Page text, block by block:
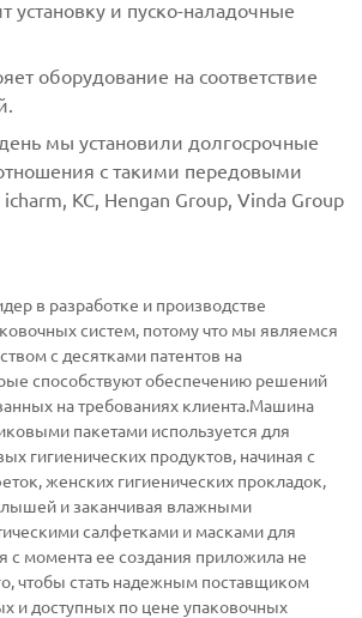
установку и пуско-наладочные
оборудование на соответствие
мы установили долгосрочные
с такими передовыми
KC, Hengan Group, Vinda Group
в разработке и производстве
систем, потому что мы являемся
с десятками патентов на
способствуют обеспечению решений
на требованиях клиента.Машина
пакетами используется для
гигиенических продуктов, начиная с
женских гигиенических прокладок,
и заканчивая влажными
салфетками и масками для
с момента ее создания приложила не
чтобы стать надежным поставщиком
и доступных по цене упаковочных